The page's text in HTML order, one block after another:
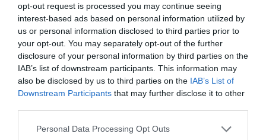
opt-out request is processed you may continue seeing
interest-based ads based on personal information utilized by
us or personal information disclosed to third parties prior to
your opt-out. You may separately opt-out of the further
disclosure of your personal information by third parties on the
IAB’s list of downstream participants. This information may
also be disclosed by us to third parties on the IAB’s List of
Downstream Participants that may further disclose it to other
Personal Data Processing Opt Outs
familiei din Sologno, unde conducea ferma familiei,
asistându-și și mama în vârstă de 92 de ani. De
asemenea, lasă în urmă trei frați: Carlo, Gianni și
Verardo, relateazăwww.today.it
Moarte subită la Bari, Giosuè avea doar 14 ani.
„Pierderea unui copil este cel mai dureros eveniment
pe care îl poate trăi o ființă umană”